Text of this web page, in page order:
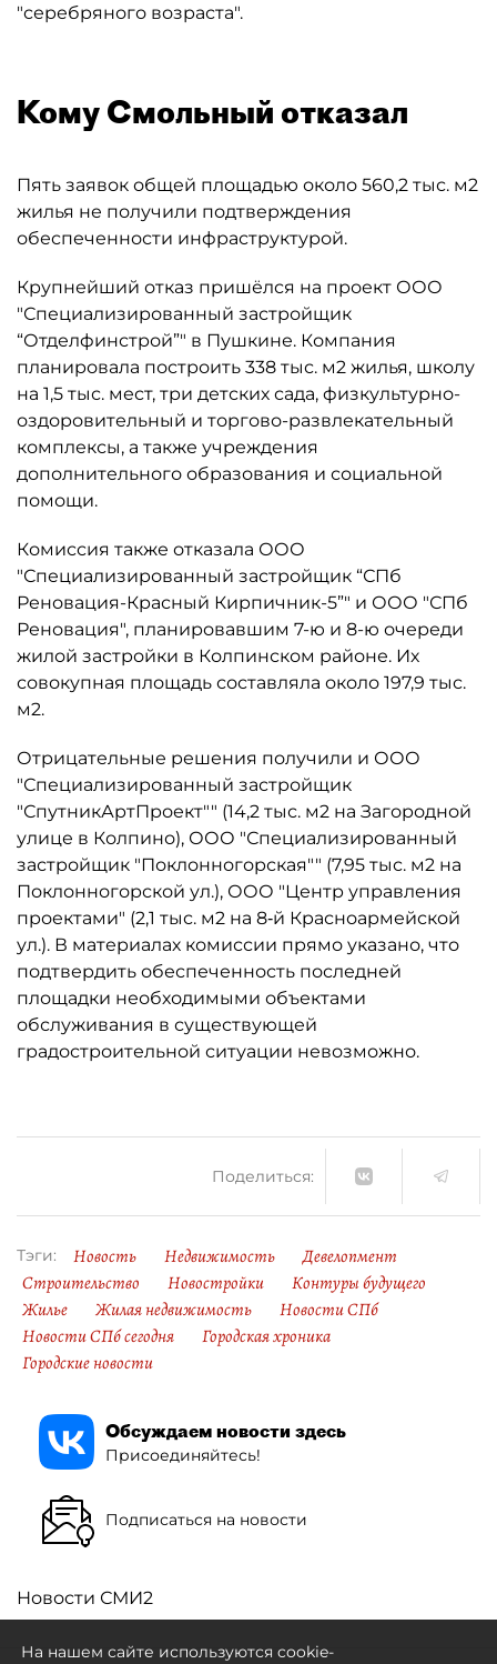
"серебряного возраста".
Кому Смольный отказал
Пять заявок общей площадью около 560,2 тыс. м2
жилья не получили подтверждения
обеспеченности инфраструктурой.
Крупнейший отказ пришёлся на проект ООО
"Специализированный застройщик
“Отделфинстрой”" в Пушкине. Компания
планировала построить 338 тыс. м2 жилья, школу
на 1,5 тыс. мест, три детских сада, физкультурно-
оздоровительный и торгово-развлекательный
комплексы, а также учреждения
дополнительного образования и социальной
помощи.
Комиссия также отказала ООО
"Специализированный застройщик “СПб
Реновация-Красный Кирпичник-5”" и ООО "СПб
Реновация", планировавшим 7-ю и 8-ю очереди
жилой застройки в Колпинском районе. Их
совокупная площадь составляла около 197,9 тыс.
м2.
Отрицательные решения получили и ООО
"Специализированный застройщик
"СпутникАртПроект"" (14,2 тыс. м2 на Загородной
улице в Колпино), ООО "Специализированный
застройщик "Поклонногорская"" (7,95 тыс. м2 на
Поклонногорской ул.), ООО "Центр управления
проектами" (2,1 тыс. м2 на 8‑й Красноармейской
ул.). В материалах комиссии прямо указано, что
подтвердить обеспеченность последней
площадки необходимыми объектами
обслуживания в существующей
градостроительной ситуации невозможно.
Поделиться:
Тэги: Новость Недвижимость
Девелопмент
Строительство
Новостройки
Контуры будущего
Жилье
Жилая недвижимость
Новости СПб
Новости СПб сегодня
Городская хроника
Городские новости
Обсуждаем новости здесь
Присоединяйтесь!
Подписаться на новости
Новости СМИ2
На нашем сайте используются cookie-